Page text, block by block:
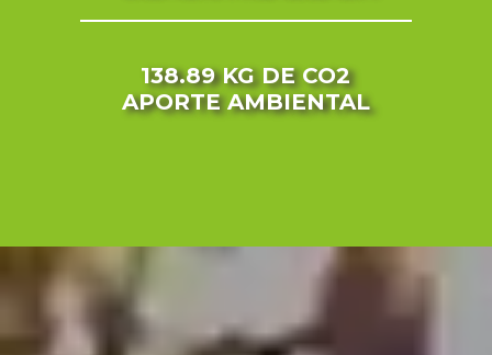
138.89 KGDE CO2
APORTE AMBIENTAL